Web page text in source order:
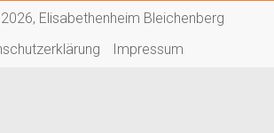
Elisabethenheim Bleichenberg
Impressum